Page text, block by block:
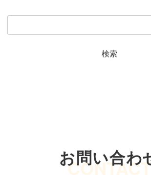
お問い合わ
CONTACT